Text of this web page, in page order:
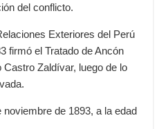
del conflicto.
Exteriores del Perú
firmó el Tratado de Ancón
Zaldívar, luego de lo
noviembre de 1893, a la edad